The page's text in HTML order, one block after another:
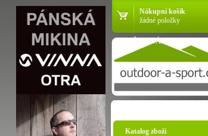
Nákupní košík
žádné položky
VŠE O NÁKUPU
Katalog zboží